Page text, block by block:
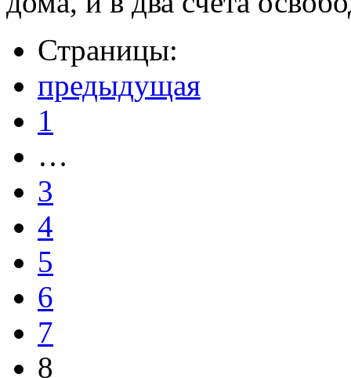
Страницы:
предыдущая
1
…
3
4
5
6
7
8